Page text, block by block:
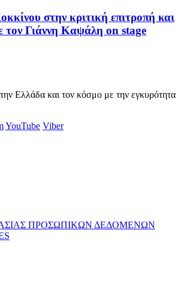
στην κριτική επιτροπή και
Γιάννη Καψάλη on stage
Ελλάδα και τον κόσμο με την εγκυρότητα
YouTube Viber
ΠΡΟΣΩΠΙΚΩΝ ΔΕΔΟΜΕΝΩΝ